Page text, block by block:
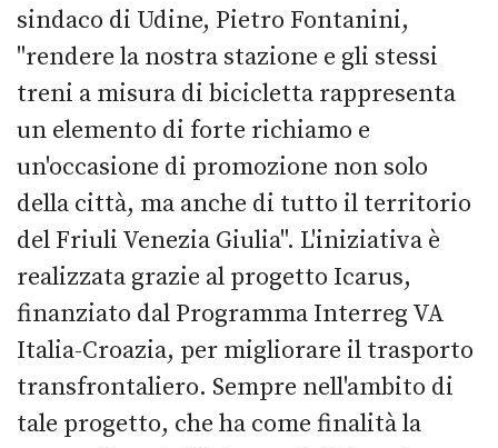
sindaco di Udine, Pietro Fontanini,
"rendere la nostra stazione e gli stessi
treni a misura di bicicletta rappresenta
un elemento di forte richiamo e
un'occasione di promozione non solo
della città, ma anche di tutto il territorio
del Friuli Venezia Giulia". L'iniziativa è
realizzata grazie al progetto Icarus,
finanziato dal Programma Interreg VA
Italia-Croazia, per migliorare il trasporto
transfrontaliero. Sempre nell'ambito di
tale progetto, che ha come finalità la